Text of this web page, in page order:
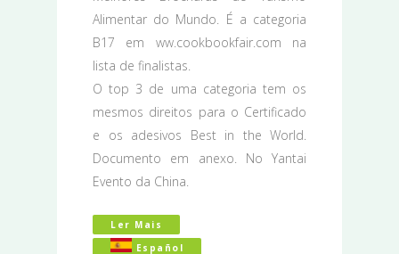
Alimentar do Mundo. É a categoria
B17 em ww.cookbookfair.com na
lista de finalistas.
O top 3 de uma categoria tem os
mesmos direitos para o Certificado
e os adesivos Best in the World.
Documento em anexo. No Yantai
Evento da China.
Ler Mais
Español